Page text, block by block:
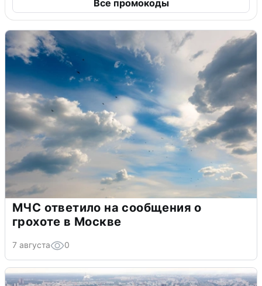
Все промокоды
МЧС ответило на сообщения о
грохоте в Москве
7 августа 0